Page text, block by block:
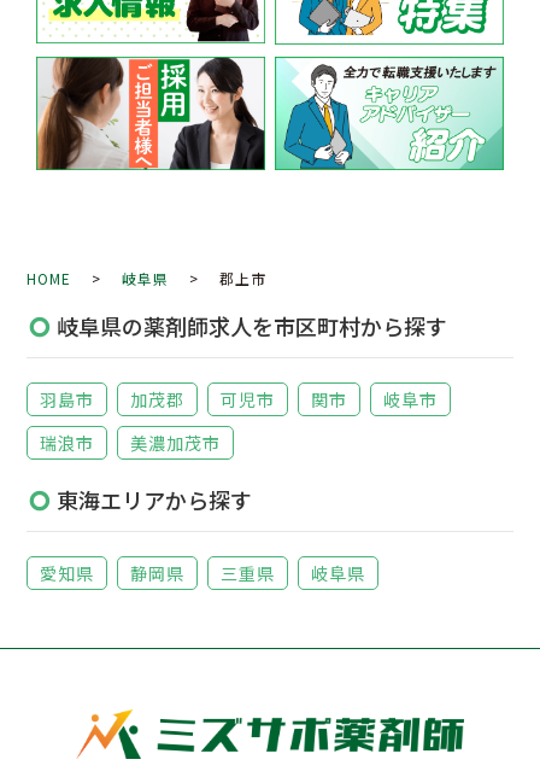
HOME >岐阜県 > 郡上市
岐阜県の薬剤師求人を市区町村から探す
羽島市 加茂郡 可児市 関市
岐阜市
瑞浪市
美濃加茂市
東海エリアから探す
愛知県 静岡県 三重県 岐阜県